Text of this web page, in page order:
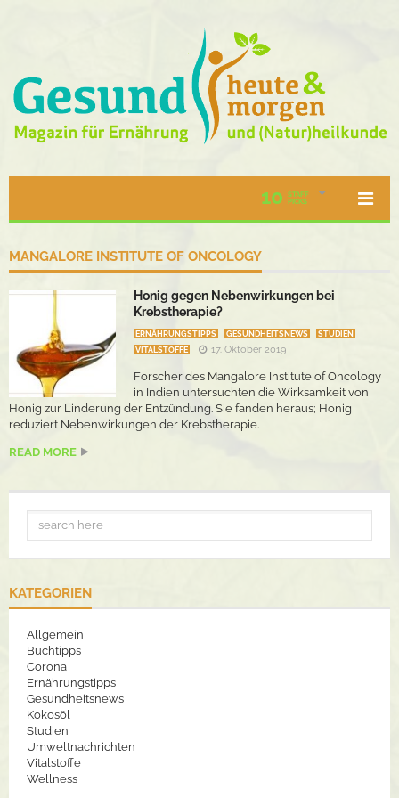
10 STAFF
PICKS
MANGALORE INSTITUTE OF ONCOLOGY
Honig gegen Nebenwirkungen bei
Krebstherapie?
ERNÄHRUNGSTIPPS GESUNDHEITSNEWS
STUDIEN
VITALSTOFFE
17. Oktober 2019
Forscher des Mangalore Institute of Oncology
in Indien untersuchten die Wirksamkeit von
Honig zur Linderung der Entzündung. Sie fanden heraus; Honig
reduziert Nebenwirkungen der Krebstherapie.
READ MORE
KATEGORIEN
Allgemein
Buchtipps
Corona
Ernährungstipps
Gesundheitsnews
Kokosöl
Studien
Umweltnachrichten
Vitalstoffe
Wellness